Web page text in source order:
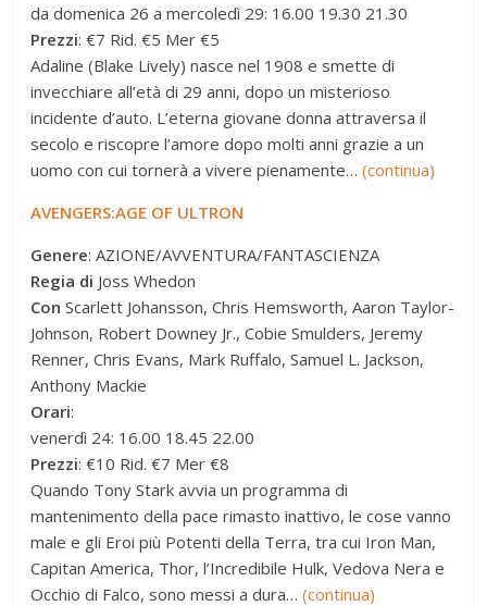
da domenica 26 a mercoledì 29: 16.00 19.30 21.30
Prezzi: €7 Rid. €5 Mer €5
Adaline (Blake Lively) nasce nel 1908 e smette di
invecchiare all’età di 29 anni, dopo un misterioso
incidente d’auto. L’eterna giovane donna attraversa il
secolo e riscopre l’amore dopo molti anni grazie a un
uomo con cui tornerà a vivere pienamente…(continua)
AVENGERS:AGE OF ULTRON
Genere: AZIONE/AVVENTURA/FANTASCIENZA
Regia di Joss Whedon
Con Scarlett Johansson, Chris Hemsworth, Aaron Taylor-
Johnson, Robert Downey Jr., Cobie Smulders, Jeremy
Renner, Chris Evans, Mark Ruffalo, Samuel L. Jackson,
Anthony Mackie
Orari:
venerdì 24: 16.00 18.45 22.00
Prezzi: €10 Rid. €7 Mer €8
Quando Tony Stark avvia un programma di
mantenimento della pace rimasto inattivo, le cose vanno
male e gli Eroi più Potenti della Terra, tra cui Iron Man,
Capitan America, Thor, l’Incredibile Hulk, Vedova Nera e
Occhio di Falco, sono messi a dura…(continua)